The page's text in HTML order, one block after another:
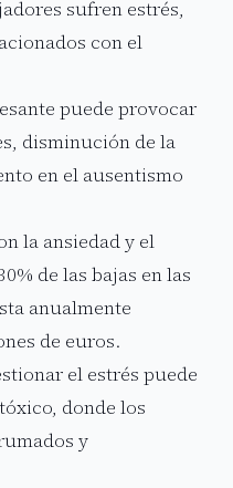
sufren estrés,
con el
puede provocar
disminución de la
en el ausentismo
la ansiedad y el
de las bajas en las
anualmente
de euros.
el estrés puede
donde los
y